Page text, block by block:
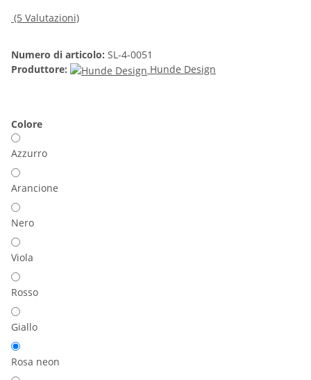
(5 Valutazioni)
Numero di articolo: SL-4-0051
Produttore:
Hunde Design
Colore
Azzurro
Arancione
Nero
Viola
Rosso
Giallo
Rosa neon